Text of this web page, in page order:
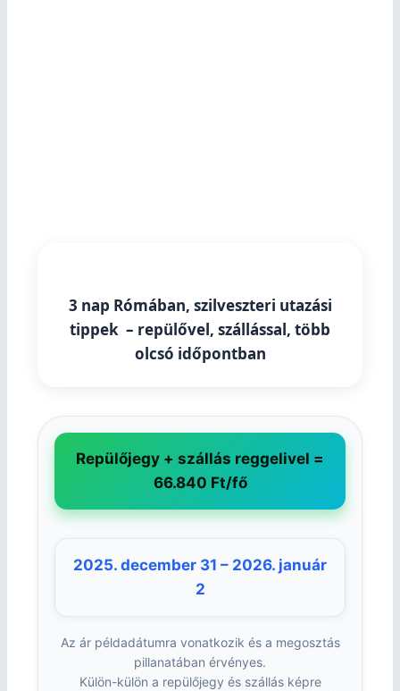
3 nap Rómában, szilveszteri utazási
tippek – repülővel, szállással, több
olcsó időpontban
Repülőjegy + szállás reggelivel =
66.840 Ft/fő
2025. december 31 – 2026. január
2
Az ár példadátumra vonatkozik és a megosztás
pillanatában érvényes.
Külön-külön a repülőjegy és szállás képre